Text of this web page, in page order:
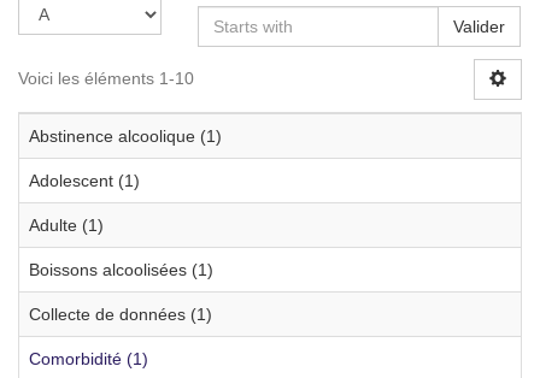
Valider
Voici les éléments 1-10
Abstinence alcoolique (1)
Adolescent (1)
Adulte (1)
Boissons alcoolisées (1)
Collecte de données (1)
Comorbidité (1)